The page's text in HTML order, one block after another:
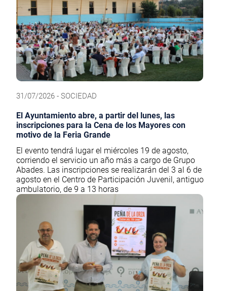
31/07/2026 - SOCIEDAD
El Ayuntamiento abre, a partir del lunes, las
inscripciones para la Cena de los Mayores con
motivo de la Feria Grande
El evento tendrá lugar el miércoles 19 de agosto,
corriendo el servicio un año más a cargo de Grupo
Abades. Las inscripciones se realizarán del 3 al 6 de
agosto en el Centro de Participación Juvenil, antiguo
ambulatorio, de 9 a 13 horas